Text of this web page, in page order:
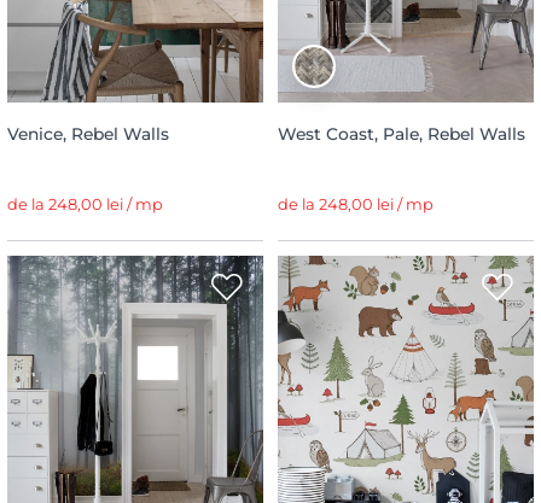
Venice, Rebel Walls
de la 248,00 lei / mp
West Coast, Pale, Rebel Walls
de la 248,00 lei / mp